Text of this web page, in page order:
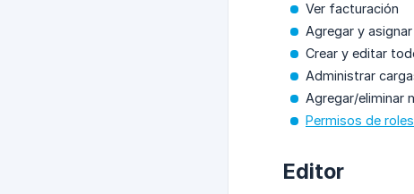
Ver facturación
Agregar y
Crear y editar
Administrar
Agregar/eliminar
Permisos de
Editor